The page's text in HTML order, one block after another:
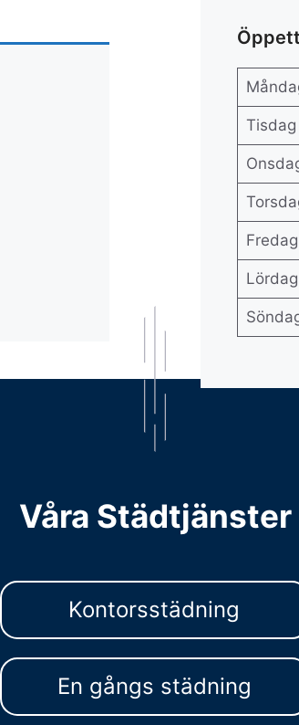
Tisdag
Fredag
Lördag
Våra Städtjänster
Kontorsstädning
En gångs städning